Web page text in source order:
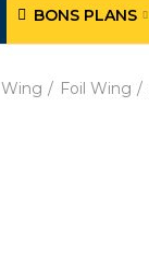
BONS PLANS
Wing Foil Wing